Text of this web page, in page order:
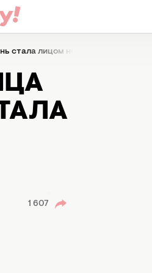
стала лицом новой коллекции
1 607